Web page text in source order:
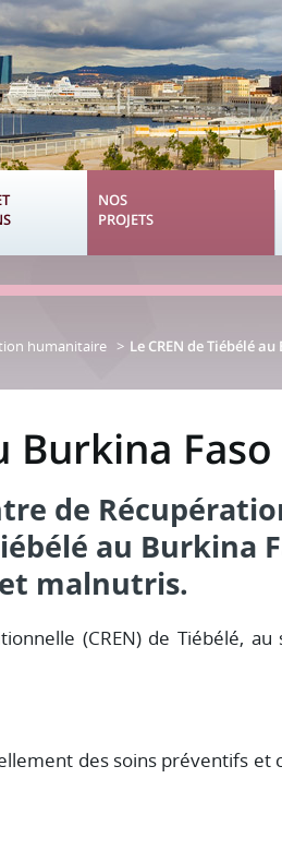
NOS
PROJETS
humanitaire Le CREN de Tiébélé
Burkina Faso
de
au Burkina
malnutris.
(CREN) de Tiébélé, au
des soins préventifs et